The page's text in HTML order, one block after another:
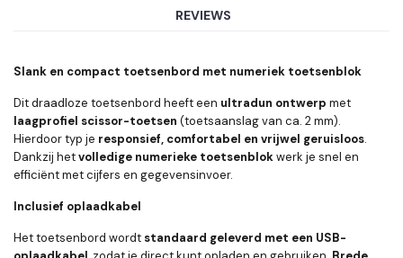
REVIEWS
Slank en compact toetsenbord met numeriek toetsenblok
Dit draadloze toetsenbord heeft een ultradun ontwerp met
laagprofiel scissor-toetsen (toetsaanslag van ca. 2 mm).
Hierdoor typ je responsief, comfortabel en vrijwel geruisloos.
Dankzij hetvolledige numerieke toetsenblokwerk je snel en
efficiënt met cijfers en gegevensinvoer.
Inclusief oplaadkabel
Het toetsenbord wordt standaard geleverd met een USB-